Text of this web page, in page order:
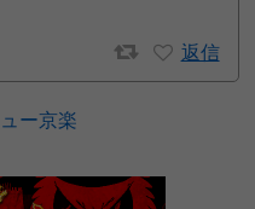
返信
ー京楽